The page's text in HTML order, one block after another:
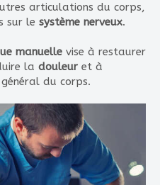
articulations du corps,
sur le système nerveux.
manuelle vise à restaurer
la douleur et à
du corps.